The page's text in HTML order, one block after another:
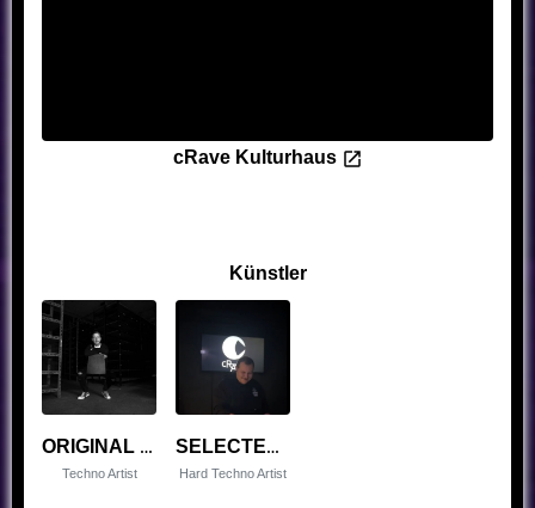
cRave Kulturhaus
Künstler
ORIGINAL PETER
Techno Artist
SELECTEDNOOB
Hard Techno Artist